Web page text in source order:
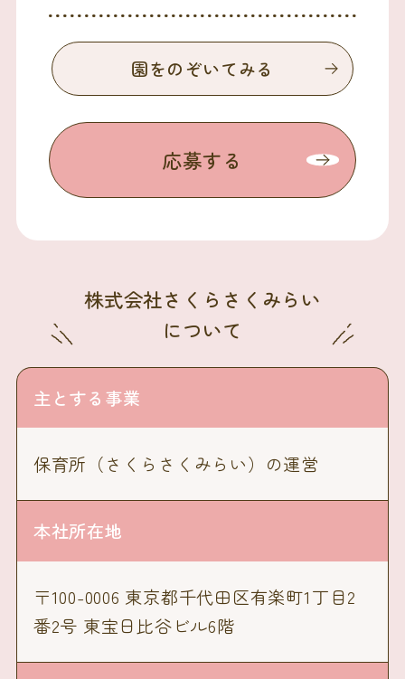
園をのぞいてみる
応募する
株式会社さくらさくみらい
について
主とする事業
保育所（さくらさくみらい）の運営
本社所在地
〒100-0006 東京都千代田区有楽町1丁目2
番2号 東宝日比谷ビル6階